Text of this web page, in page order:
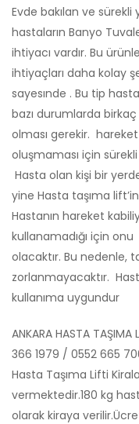
Evde bakılan ve
hastaların Banyo
ihtiyacı vardır. Bu
ihtiyaçları daha kolay
sayesınde . Bu tip
bazı durumlarda
olması gerekir.
oluşmaması için sürekli
Hasta olan kişi bir
yine Hasta taşıma
Hastanın hareket
kullanamadığı için
olacaktır. Bu nedenle,
zorlanmayacaktır.
kullanıma uygundur
ANKARA HASTA TAŞIMA
366 1979 / 0552 665
Hasta Taşıma Lifti
vermektedir.180 kg
olarak kiraya